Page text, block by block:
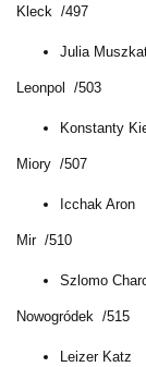
Kleck /497
Julia
Leonpol /503
Konstanty
Miory /507
Icchak Aron
Mir /510
Szlomo
Nowogródek /515
Leizer Katz